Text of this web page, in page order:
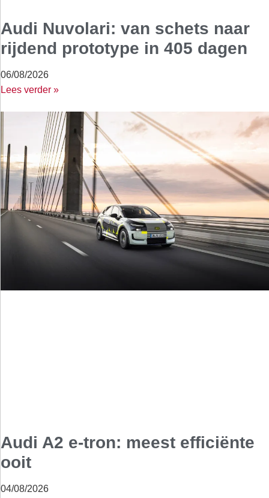
Audi Nuvolari: van schets naar
rijdend prototype in 405 dagen
06/08/2026
Lees verder »
Audi A2 e-tron: meest efficiënte
ooit
04/08/2026